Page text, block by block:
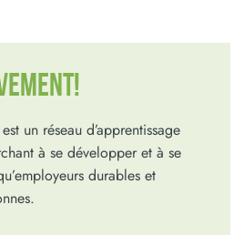
un réseau d’apprentissage
à se développer et à se
durables et